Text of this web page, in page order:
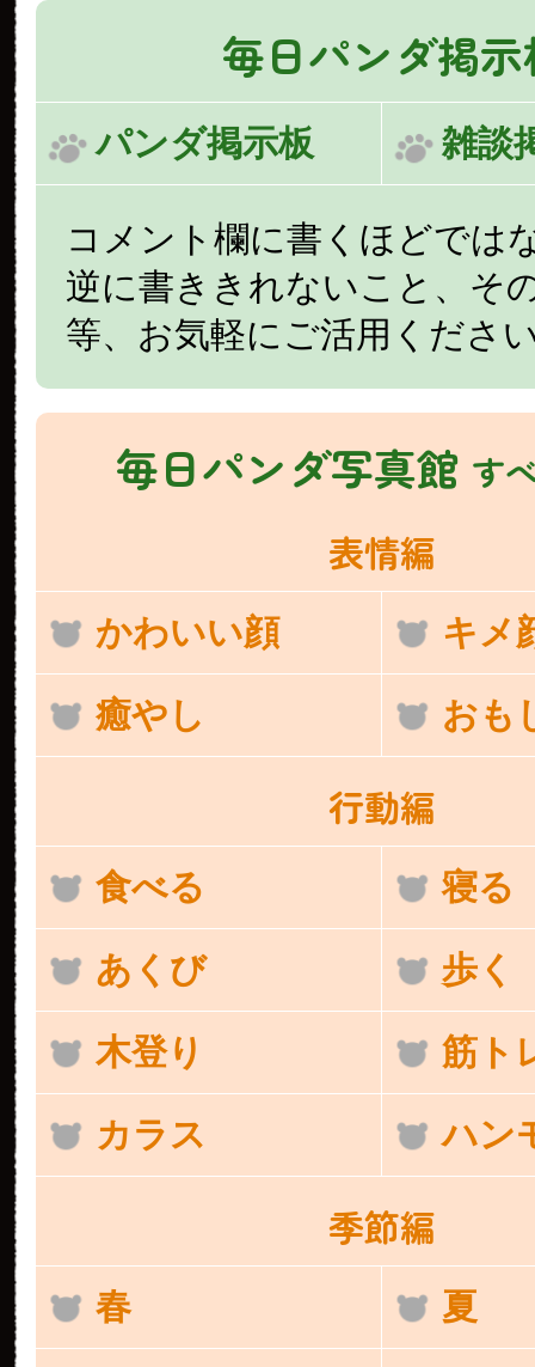
毎日パンダ掲
パンダ掲示板 雑談
コメント欄に書くほどでは
逆に書ききれないこと、そ
等、お気軽にご活用くださ
毎日パンダ写真館 す
表情編
かわいい顔 キメ
癒やし おも
行動編
食べる 寝る
あくび 歩く
木登り 筋ト
カラス ハン
季節編
春 夏